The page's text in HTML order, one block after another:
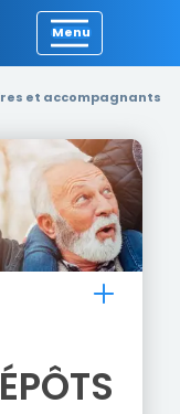
et accompagnants